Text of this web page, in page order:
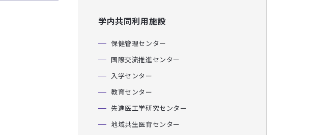
学内共同利用施設
保健管理センター
国際交流推進センター
入学センター
教育センター
先進医工学研究センター
地域共生医育センター